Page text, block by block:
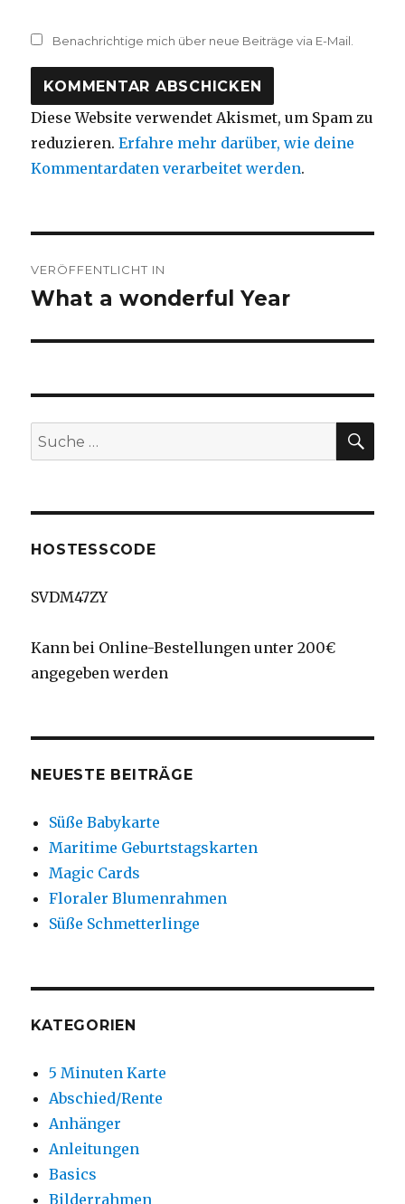
Benachrichtige mich über neue Beiträge via E-Mail.
Diese Website verwendet Akismet, um Spam zu
reduzieren.Erfahre mehr darüber, wie deine
Kommentardaten verarbeitet werden.
VERÖFFENTLICHT IN
What a wonderful Year
Suche
nach:
HOSTESSCODE
SVDM47ZY
Kann bei Online-Bestellungen unter 200€
angegeben werden
NEUESTE BEITRÄGE
Süße Babykarte
Maritime Geburtstagskarten
Magic Cards
Floraler Blumenrahmen
Süße Schmetterlinge
KATEGORIEN
5 Minuten Karte
Abschied/Rente
Anhänger
Anleitungen
Basics
Bilderrahmen